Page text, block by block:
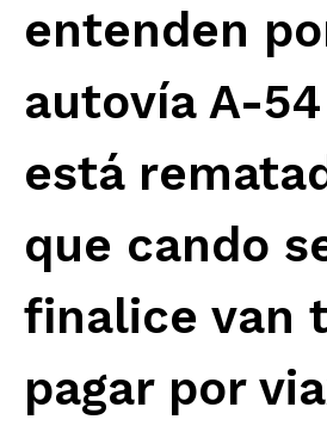
entenden
autovía A-
está
que cando
finalice van
pagar por